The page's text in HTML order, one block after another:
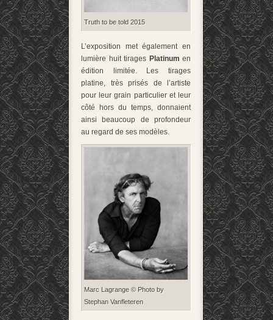
Truth to be told 2015
L’exposition met également en
lumière huit tirages Platinum en
édition limitée. Les tirages
platine, très prisés de l’artiste
pour leur grain particulier et leur
côté hors du temps, donnaient
ainsi beaucoup de profondeur
au regard de ses modèles.
Marc Lagrange © Photo by
Stephan Vanfleteren